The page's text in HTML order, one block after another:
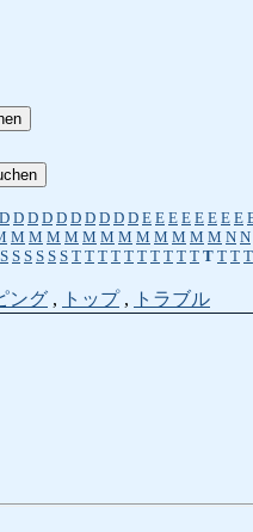
D D D D D D D D D D E E E E E E E E
M M M M M M M M M M M M N N
S S S S S S T T T T T T T T T T T T T T
ング , トップ, トラブル